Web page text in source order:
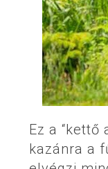
Ez a
kazánra a